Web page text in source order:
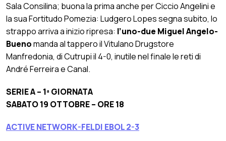
Sala Consilina; buona la prima anche per Ciccio Angelini e
la sua Fortitudo Pomezia: Ludgero Lopes segna subito, lo
strappo arriva a inizio ripresa: l’uno-due Miguel Angelo-
Buenomanda al tappero il Vitulano Drugstore
Manfredonia, di Cutrupi il 4-0, inutile nel finale le reti di
André Ferreira e Canal.
SERIE A – 1ª GIORNATA
SABATO 19 OTTOBRE – ORE 18
ACTIVE NETWORK-FELDI EBOL 2-3